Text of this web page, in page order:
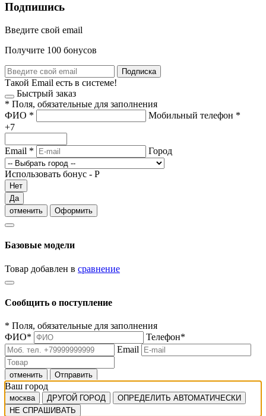
Подпишись
Введите свой email
Получите 100 бонусов
Подписка
Такой Email есть в системе!
Быстрый заказ
* Поля, обязательные для заполнения
ФИО * Мобильный телефон *
+7
Email * Город
Использовать бонус - Р
Нет
Да
отменить
Оформить
Базовые модели
Товар добавлен в сравнение
Сообщить о поступление
* Поля, обязательные для заполнения
ФИО* Телефон*
Email
отменить Отправить
Ваш город
москва ДРУГОЙ ГОРОД
ОПРЕДЕЛИТЬ АВТОМАТИЧЕСКИ
НЕ СПРАШИВАТЬ